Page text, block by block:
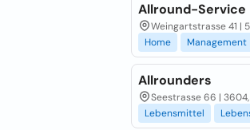
Allround-Service
Weingartstrasse 41 |
Home
Management
Allrounders
Seestrasse 66 |
Lebensmittel